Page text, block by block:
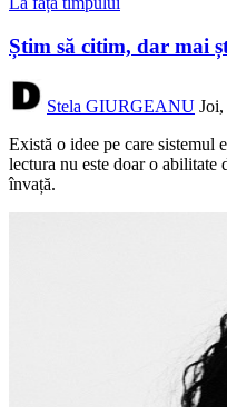
Știm să citim, dar mai
Stela GIURGEANU
Există o idee pe care sistemul
lectura nu este doar o abilitate
învață.